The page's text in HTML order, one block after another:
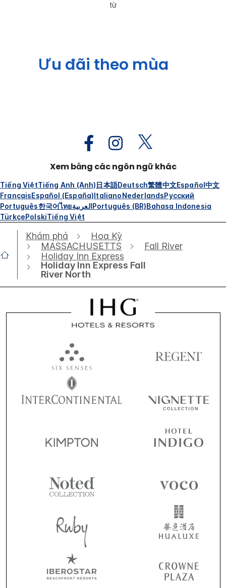
từ
Ưu đãi theo mùa
Xem bằng các ngôn ngữ khác
Tiếng ViệtTiếng Anh (Anh)日本語Deutsch繁體中文Español中文
FrançaisEspañol (España)ItalianoNederlandsРусский
Português한국어ไทยالعربيةPortuguês (BR)Bahasa Indonesia
TürkçePolskiTiếng Việt
Khám phá
Hoa Kỳ
MASSACHUSETTS
Fall River
Holiday Inn Express
Holiday Inn Express Fall
River North